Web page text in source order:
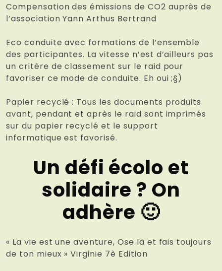
Compensation des émissions de CO2 auprès de
l’association Yann Arthus Bertrand
Eco conduite avec formations de l’ensemble
des participantes. La vitesse n’est d’ailleurs pas
un critère de classement sur le raid pour
favoriser ce mode de conduite. Eh oui ;§)
Papier recyclé : Tous les documents produits
avant, pendant et après le raid sont imprimés
sur du papier recyclé et le support
informatique est favorisé.
Un défi écolo et
solidaire ? On
adhère 🙂
« La vie est une aventure, Ose là et fais toujours
de ton mieux » Virginie 7è Edition